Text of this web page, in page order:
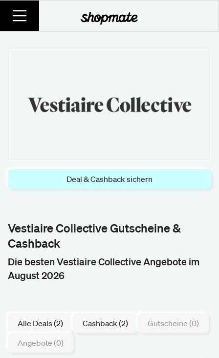
Deal & Cashback sichern
Vestiaire Collective Gutscheine &
Cashback
Die besten Vestiaire Collective Angebote im
August 2026
Alle Deals (2) Cashback (2)
Gutscheine (0)
Angebote (0)